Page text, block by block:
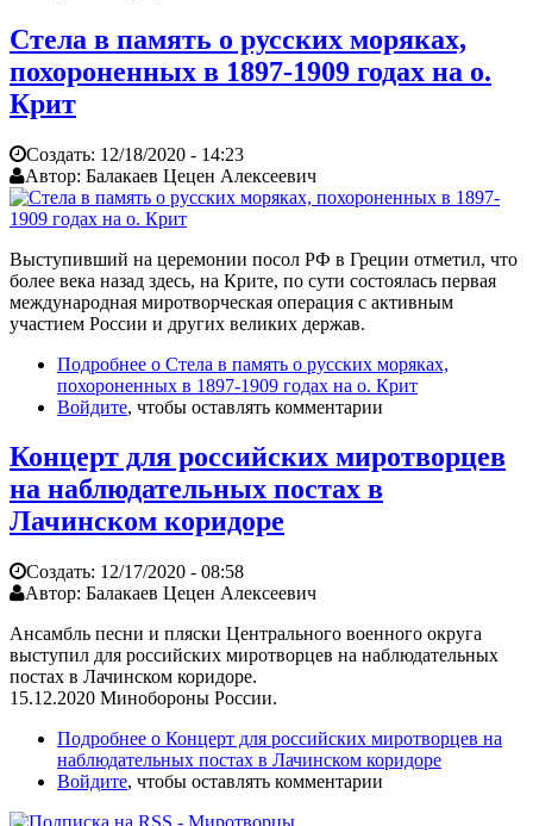
Стела в память о русских моряках,
похороненных в 1897-1909 годах на о.
Крит
Создать: 12/18/2020 - 14:23
Автор: Балакаев Цецен Алексеевич
Выступивший на церемонии посол РФ в Греции отметил, что
более века назад здесь, на Крите, по сути состоялась первая
международная миротворческая операция с активным
участием России и других великих держав.
Подробнее о Стела в память о русских моряках,
похороненных в 1897-1909 годах на о. Крит
Войдите, чтобы оставлять комментарии
Концерт для российских миротворцев
на наблюдательных постах в
Лачинском коридоре
Создать: 12/17/2020 - 08:58
Автор: Балакаев Цецен Алексеевич
Ансамбль песни и пляски Центрального военного округа
выступил для российских миротворцев на наблюдательных
постах в Лачинском коридоре.
15.12.2020 Минобороны России.
Подробнее о Концерт для российских миротворцев на
наблюдательных постах в Лачинском коридоре
Войдите, чтобы оставлять комментарии